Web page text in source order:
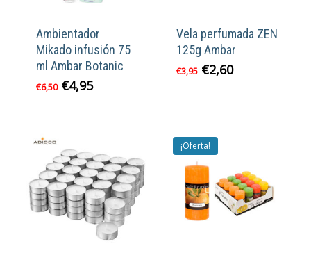
Ambientador
Mikado infusión 75
ml Ambar Botanic
€6,50 El
€6,50.
€4,95El
Vela perfumada ZEN
125g Ambar
€3,95 El
€2,60El
¡Oferta!